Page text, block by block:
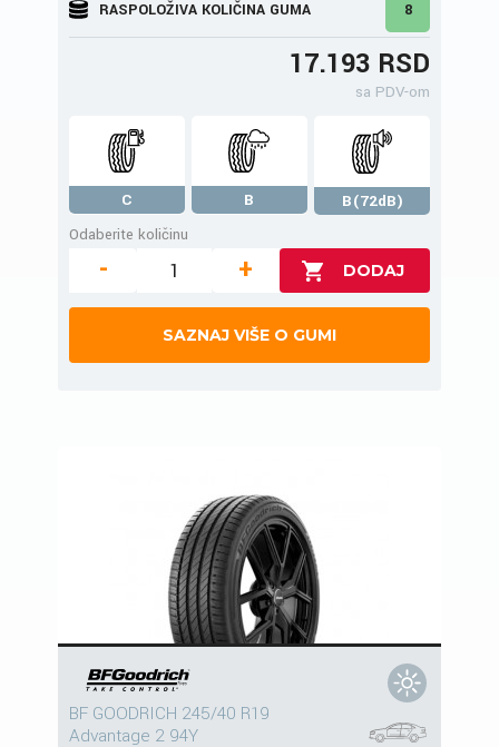
RASPOLOŽIVA KOLIČINA GUMA 8
17.193 RSD
sa PDV-om
C B
B(72dB)
Odaberite količinu
- +
SAZNAJ VIŠE O GUMI
BF GOODRICH 245/40 R19
Advantage 2 94Y